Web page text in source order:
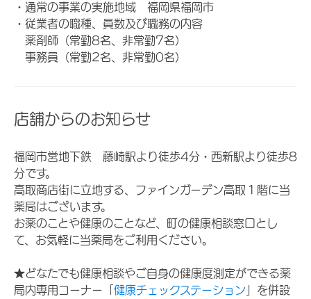
・通常の事業の実施地域 福岡県福岡市
・従業者の職種、員数及び職務の内容
薬剤師（常勤8名、非常勤7名）
事務員（常勤2名、非常勤0名）
店舗からのお知らせ
福岡市営地下鉄 藤崎駅より徒歩4分・西新駅より徒歩8
分です。
高取商店街に立地する、ファインガーデン高取１階に当
薬局はございます。
お薬のことや健康のことなど、町の健康相談窓口とし
て、お気軽に当薬局をご利用ください。
★どなたでも健康相談やご自身の健康度測定ができる薬
局内専用コーナー「 健康チェックステーション 」を併設